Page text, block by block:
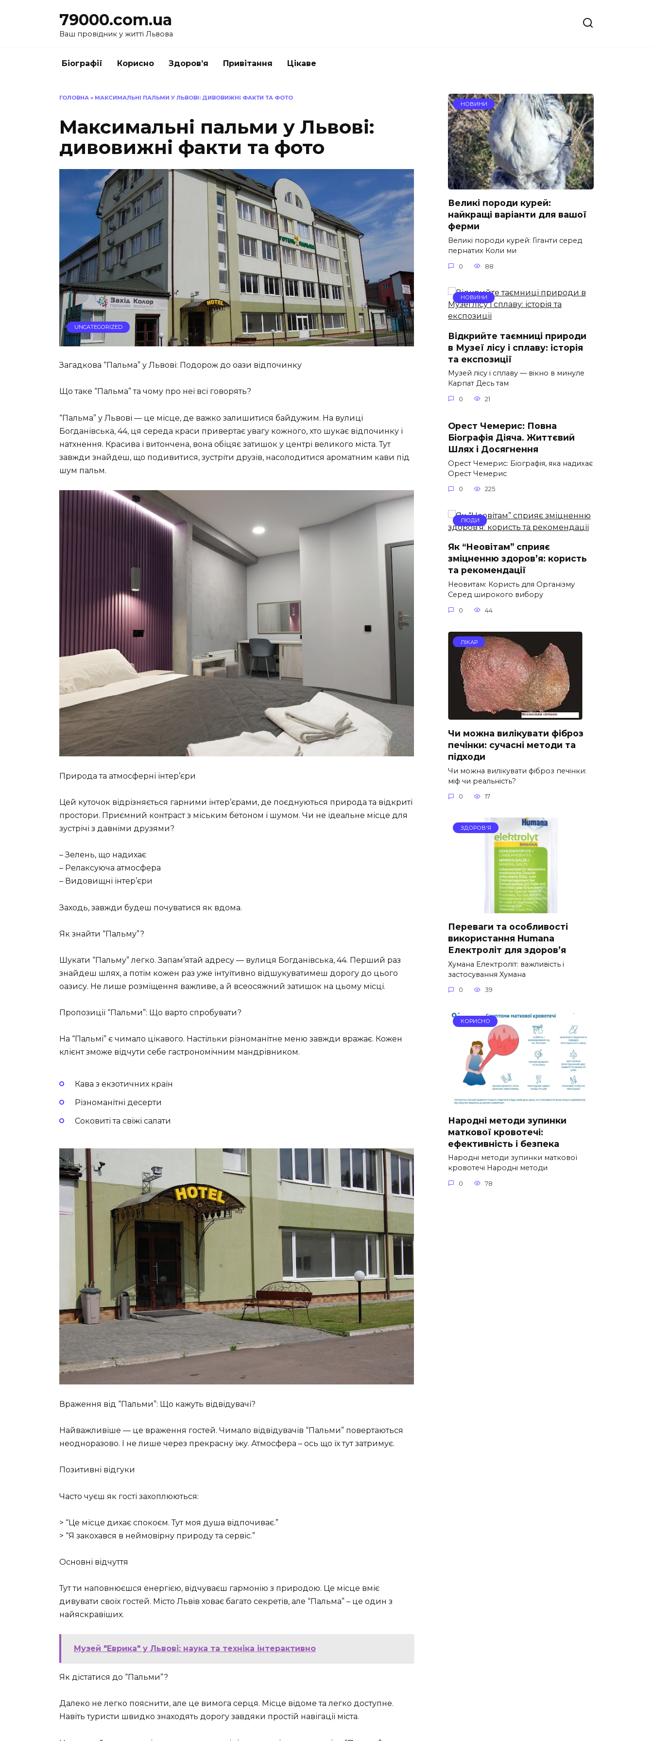
79000.com.ua
Ваш провідник у житті Львова
Біографії Корисно Здоров’я Привітання Цікаве
ГОЛОВНА » МАКСИМАЛЬНІ ПАЛЬМИ У ЛЬВОВІ: ДИВОВИЖНІ ФАКТИ ТА ФОТО
Максимальні пальми у Львові:
дивовижні факти та фото
UNCATEGORIZED
Загадкова “Пальма” у Львові: Подорож до оази відпочинку
Що таке “Пальма” та чому про неї всі говорять?
“Пальма” у Львові — це місце, де важко залишитися байдужим. На вулиці
Богданівська, 44, ця середа краси привертає увагу кожного, хто шукає відпочинку і
натхнення. Красива і витончена, вона обіцяє затишок у центрі великого міста. Тут
завжди знайдеш, що подивитися, зустріти друзів, насолодитися ароматним кави під
шум пальм.
Природа та атмосферні інтер’єри
Цей куточок відрізняється гарними інтер’єрами, де поєднуються природа та відкриті
простори. Приємний контраст з міським бетоном і шумом. Чи не ідеальне місце для
зустрічі з давніми друзями?
– Зелень, що надихає
– Релаксуюча атмосфера
– Видовищні інтер’єри
Заходь, завжди будеш почуватися як вдома.
Як знайти “Пальму”?
Шукати “Пальму” легко. Запам’ятай адресу — вулиця Богданівська, 44. Перший раз
знайдеш шлях, а потім кожен раз уже інтуїтивно відшукуватимеш дорогу до цього
оазису. Не лише розміщення важливе, а й всеосяжний затишок на цьому місці.
Пропозиції “Пальми”: Що варто спробувати?
На “Пальмі” є чимало цікавого. Настільки різноманітне меню завжди вражає. Кожен
клієнт зможе відчути себе гастрономічним мандрівником.
Кава з екзотичних країн
Різноманітні десерти
Соковиті та свіжі салати
Враження від “Пальми”: Що кажуть відвідувачі?
Найважливіше — це враження гостей. Чимало відвідувачів “Пальми” повертаються
неодноразово. І не лише через прекрасну їжу. Атмосфера – ось що їх тут затримує.
Позитивні відгуки
Часто чуєш як гості захоплюються:
> “Це місце дихає спокоєм. Тут моя душа відпочиває.”
> “Я закохався в неймовірну природу та сервіс.”
Основні відчуття
Тут ти наповнюєшся енергією, відчуваєш гармонію з природою. Це місце вміє
дивувати своїх гостей. Місто Львів ховає багато секретів, але “Пальма” – це один з
найяскравіших.
Музей "Еврика" у Львові: наука та техніка інтерактивно
Як дістатися до “Пальми”?
Далеко не легко пояснити, але це вимога серця. Місце відоме та легко доступне.
Навіть туристи швидко знаходять дорогу завдяки простій навігації міста.
НОВИНИ
Великі породи курей:
найкращі варіанти для вашої
ферми
Великі породи курей: Гіганти серед
пернатих Коли ми
0 88
НОВИНИ
Відкрийте таємниці природи
в Музеї лісу і сплаву: історія
та експозиції
Музей лісу і сплаву — вікно в минуле
Карпат Десь там
0 21
Орест Чемерис: Повна
Біографія Діяча. Життєвий
Шлях і Досягнення
Орест Чемерис: Біографія, яка надихає
Орест Чемерис
0 225
ЛЮДИ
Як “Неовітам” сприяє
зміцненню здоров’я: користь
та рекомендації
Неовитам: Користь для Організму
Серед широкого вибору
0 44
ЛІКАР
Чи можна вилікувати фіброз
печінки: сучасні методи та
підходи
Чи можна вилікувати фіброз печінки:
міф чи реальність?
0 17
ЗДОРОВ'Я
Переваги та особливості
використання Humana
Електроліт для здоров’я
Хумана Електроліт: важливість і
застосування Хумана
0 39
КОРИСНО
Народні методи зупинки
маткової кровотечі:
ефективність і безпека
Народні методи зупинки маткової
кровотечі Народні методи
0 78